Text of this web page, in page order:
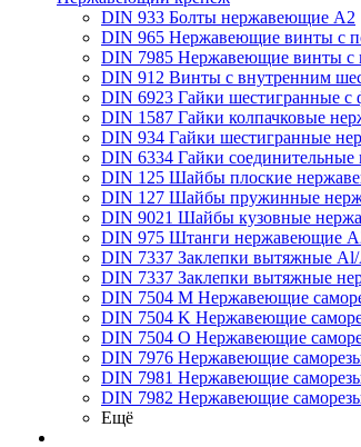
DIN 933 Болты нержавеющие А2
DIN 965 Нержавеющие винты с
DIN 7985 Нержавеющие винты с
DIN 912 Винты с внутренним
DIN 6923 Гайки шестигранные
DIN 1587 Гайки колпачковые
DIN 934 Гайки шестигранные
DIN 6334 Гайки
DIN 125 Шайбы плоские
DIN 127 Шайбы пружинные
DIN 9021 Шайбы кузовные
DIN 975 Штанги нержавеющие
DIN 7337 Заклепки вытяжные
DIN 7337 Заклепки вытяжные
DIN 7504 M Нержавеющие
DIN 7504 K Нержавеющие
DIN 7504 O Нержавеющие
DIN 7976 Нержавеющие
DIN 7981 Нержавеющие
DIN 7982 Нержавеющие
Ещё